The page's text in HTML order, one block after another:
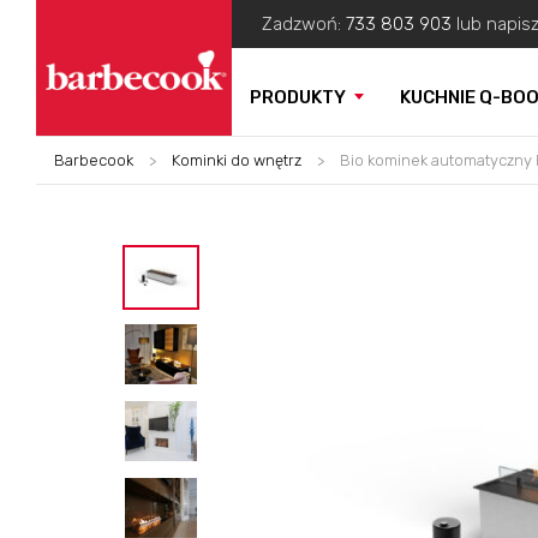
Zadzwoń: 733 803 903 lub
PRODUKTY KUCHNIE Q-BOO
Barbecook > Kominki do wnętrz > Bio kominek automatyczny